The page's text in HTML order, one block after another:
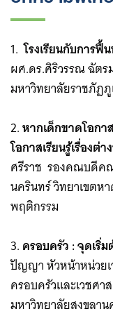
Search
for:
1.โรงเรียนกับการ
ผศ.ดร.ศิริวรรณ ฉั
มหาวิทยาลัยราชภัฏ
2.หากเด็กขาดโอก
โอกาสเรียนรู้เรื่องต่
ศรีราช รองคณบดีค
นครินทร์ วิทยาเขต
พฤติกรรม
3. ครอบครัว : จุดเริ่
ปัญญา หัวหน้าหน่วยเ
ครอบครัวและเวชศ
มหาวิทยาลัยสงขลา